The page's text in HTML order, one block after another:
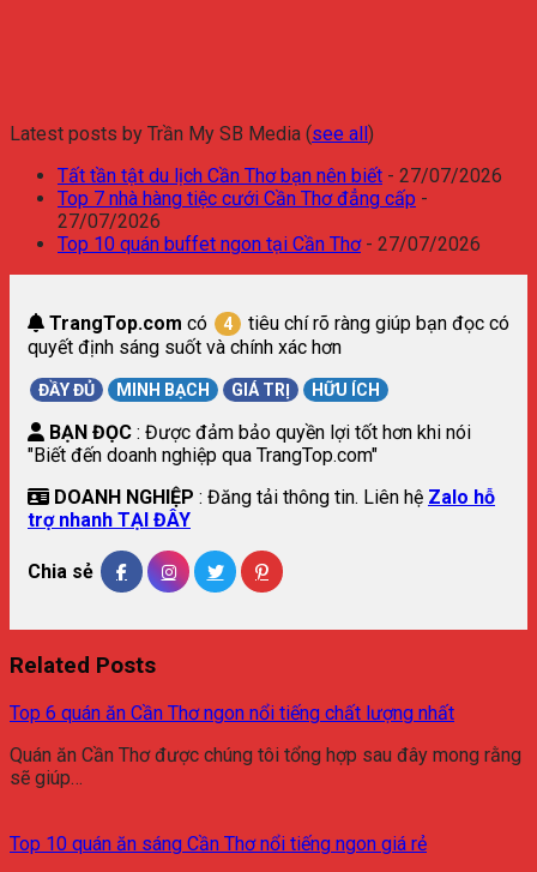
Latest posts by Trần My SB Media (see all )
Tất tần tật du lịch Cần Thơ bạn nên biết - 27/07/2026
Top 7 nhà hàng tiệc cưới Cần Thơ đẳng cấp -
27/07/2026
Top 10 quán buffet ngon tại Cần Thơ- 27/07/2026
TrangTop.com có 4
tiêu chí rõ ràng giúp bạn đọc có
quyết định sáng suốt và chính xác hơn
ĐẦY ĐỦ MINH BẠCH GIÁ TRỊ HỮU ÍCH
BẠN ĐỌC : Được đảm bảo quyền lợi tốt hơn khi nói
"Biết đến doanh nghiệp qua TrangTop.com"
DOANH NGHIỆP : Đăng tải thông tin. Liên hệ Zalo hỗ
trợ nhanh TẠI ĐÂY
Chia sẻ
Related Posts
Top 6 quán ăn Cần Thơ ngon nổi tiếng chất lượng nhất
Quán ăn Cần Thơ được chúng tôi tổng hợp sau đây mong rằng
sẽ giúp…
Top 10 quán ăn sáng Cần Thơ nổi tiếng ngon giá rẻ